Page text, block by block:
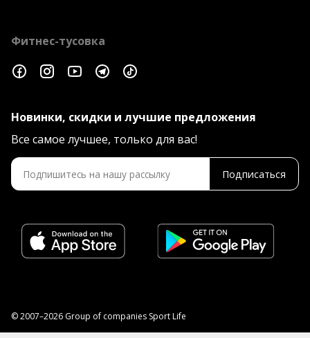
Фитнес-тусовка
Новинки, скидки и лучшие предложения
Все самое лучшее, только для вас!
Подписаться
© 2007–2026 Group of companies Sport Life